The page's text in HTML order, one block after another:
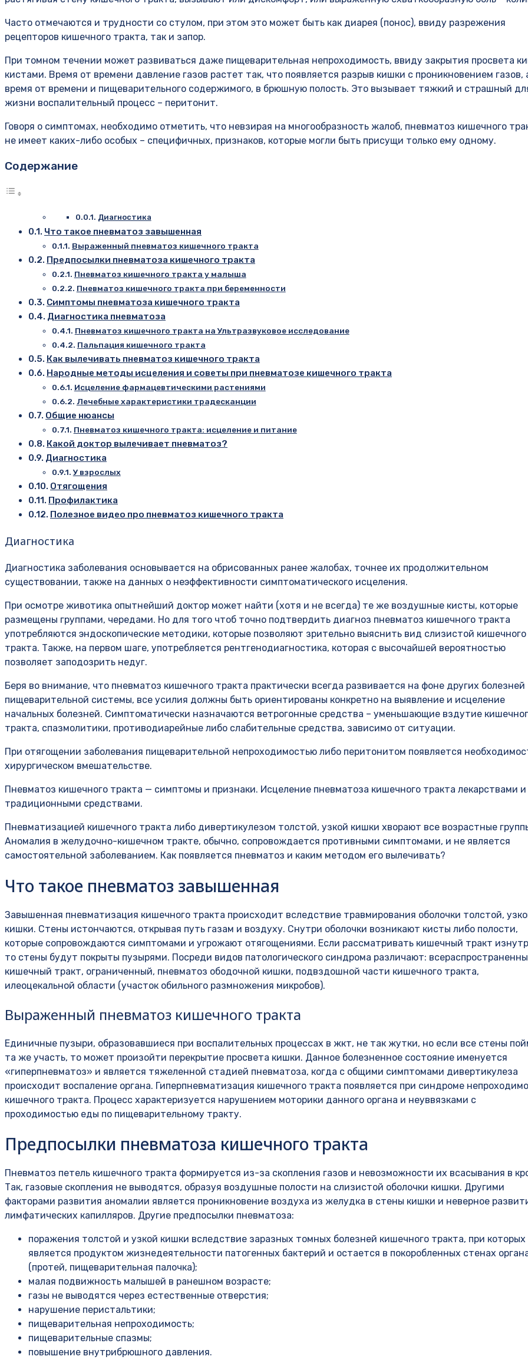
Часто отмечаются и трудности со стулом, при этом это может быть как диарея (понос), ввиду разрежения
рецепторов кишечного тракта, так и запор.
При томном течении может развиваться даже пищеварительная непроходимость, ввиду закрытия просвета
кистами. Время от времени давление газов растет так, что появляется разрыв кишки с проникновением газов,
время от времени и пищеварительного содержимого, в брюшную полость. Это вызывает тяжкий и страшный
жизни воспалительный процесс – перитонит.
Говоря о симптомах, необходимо отметить, что невзирая на многообразность жалоб, пневматоз кишечного
не имеет каких-либо особых – специфичных, признаков, которые могли быть присущи только ему одному.
Содержание
Диагностика
Что такое пневматоз завышенная
Выраженный пневматоз кишечного тракта
Предпосылки пневматоза кишечного тракта
Пневматоз кишечного тракта у малыша
Пневматоз кишечного тракта при беременности
Симптомы пневматоза кишечного тракта
Диагностика пневматоза
Пневматоз кишечного тракта на Ультразвуковое исследование
Пальпация кишечного тракта
Как вылечивать пневматоз кишечного тракта
Народные методы исцеления и советы при пневматозе кишечного тракта
Исцеление фармацевтическими растениями
Лечебные характеристики традесканции
Общие нюансы
Пневматоз кишечного тракта: исцеление и питание
Какой доктор вылечивает пневматоз?
Диагностика
У взрослых
Отягощения
Профилактика
Полезное видео про пневматоз кишечного тракта
Диагностика
Диагностика заболевания основывается на обрисованных ранее жалобах, точнее их продолжительном
существовании, также на данных о неэффективности симптоматического исцеления.
При осмотре животика опытнейший доктор может найти (хотя и не всегда) те же воздушные кисты, которые
размещены группами, чередами. Но для того чтоб точно подтвердить диагноз пневматоз кишечного тракта
употребляются эндоскопические методики, которые позволяют зрительно выяснить вид слизистой кишечного
тракта. Также, на первом шаге, употребляется рентгенодиагностика, которая с высочайшей вероятностью
позволяет заподозрить недуг.
Беря во внимание, что пневматоз кишечного тракта практически всегда развивается на фоне других болезней
пищеварительной системы, все усилия должны быть ориентированы конкретно на выявление и исцеление
начальных болезней. Симптоматически назначаются ветрогонные средства – уменьшающие вздутие
тракта, спазмолитики, противодиарейные либо слабительные средства, зависимо от ситуации.
При отягощении заболевания пищеварительной непроходимостью либо перитонитом появляется
хирургическом вмешательстве.
Пневматоз кишечного тракта — симптомы и признаки. Исцеление пневматоза кишечного тракта лекарствами и
традиционными средствами.
Пневматизацией кишечного тракта либо дивертикулезом толстой, узкой кишки хворают все возрастные
Аномалия в желудочно-кишечном тракте, обычно, сопровождается противными симптомами, и не является
самостоятельной заболеванием. Как появляется пневматоз и каким методом его вылечивать?
Что такое пневматоз завышенная
Завышенная пневматизация кишечного тракта происходит вследствие травмирования оболочки толстой,
кишки. Стены истончаются, открывая путь газам и воздуху. Снутри оболочки возникают кисты либо полости,
которые сопровождаются симптомами и угрожают отягощениями. Если рассматривать кишечный тракт
то стены будут покрыты пузырями. Посреди видов патологического синдрома различают:
кишечный тракт, ограниченный, пневматоз ободочной кишки, подвздошной части кишечного тракта,
илеоцекальной области (участок обильного размножения микробов).
Выраженный пневматоз кишечного тракта
Единичные пузыри, образовавшиеся при воспалительных процессах в жкт, не так жутки, но если все стены
та же участь, то может произойти перекрытие просвета кишки. Данное болезненное состояние именуется
«гиперпневматоз» и является тяжеленной стадией пневматоза, когда с общими симптомами дивертикулеза
происходит воспаление органа. Гиперпневматизация кишечного тракта появляется при синдроме
кишечного тракта. Процесс характеризуется нарушением моторики данного органа и неуввязками с
проходимостью еды по пищеварительному тракту.
Предпосылки пневматоза кишечного тракта
Пневматоз петель кишечного тракта формируется из-за скопления газов и невозможности их всасывания в
Так, газовые скопления не выводятся, образуя воздушные полости на слизистой оболочки кишки. Другими
факторами развития аномалии является проникновение воздуха из желудка в стены кишки и неверное
лимфатических капилляров. Другие предпосылки пневматоза:
поражения толстой и узкой кишки вследствие заразных томных болезней кишечного тракта, при которых
является продуктом жизнедеятельности патогенных бактерий и остается в покоробленных стенах
(протей, пищеварительная палочка);
малая подвижность малышей в ранешном возрасте;
газы не выводятся через естественные отверстия;
нарушение перистальтики;
пищеварительная непроходимость;
пищеварительные спазмы;
повышение внутрибрюшного давления.